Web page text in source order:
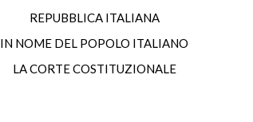
REPUBBLICA ITALIANA
IN NOME DEL POPOLO ITALIANO
LA CORTE COSTITUZIONALE